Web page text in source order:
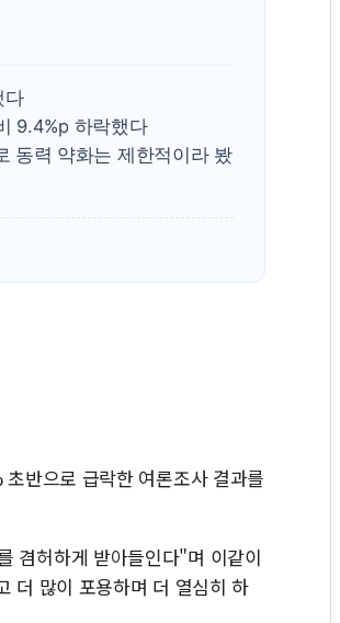
해군1함대 '창설 80주년' 기념식...지역
원주시, 첨단의료복합단지 지정 준비
삼척시, 무건리 이끼폭포 생태탐방로 출입
전남광주 화정역 인근 도로 4중 추돌…1
청도 문수리 야산서 산불 진화 중...진화
다
9.4%p 하락했다
동력 약화는 제한적이라 봤
반으로 급락한 여론조사 결과를
겸허하게 받아들인다"며 이같이
더 많이 포용하며 더 열심히 하